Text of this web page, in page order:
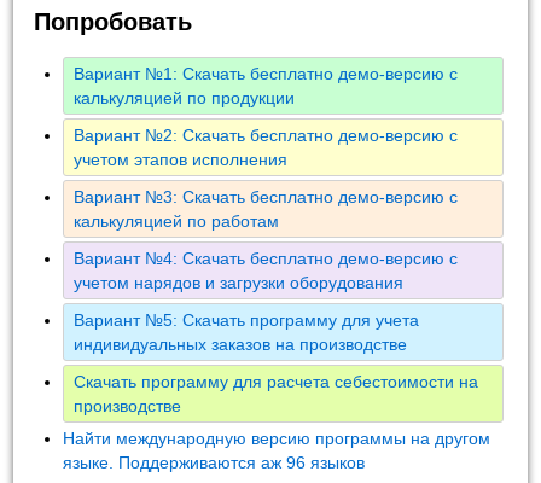
Попробовать
Вариант №1: Скачать бесплатно демо-версию с
калькуляцией по продукции
Вариант №2: Скачать бесплатно демо-версию с
учетом этапов исполнения
Вариант №3: Скачать бесплатно демо-версию с
калькуляцией по работам
Вариант №4: Скачать бесплатно демо-версию с
учетом нарядов и загрузки оборудования
Вариант №5: Скачать программу для учета
индивидуальных заказов на производстве
Скачать программу для расчета себестоимости на
производстве
Найти международную версию программы на другом
языке. Поддерживаются аж 96 языков